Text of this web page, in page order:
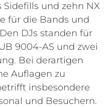
Sidefills und zehn NX
für die Bands und
DJs standen für
9004-AS und zwei
Bei derartigen
Auflagen zu
insbesondere
und Besuchern.